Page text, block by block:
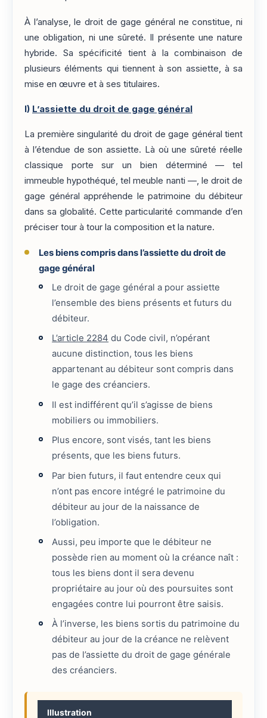
À l’analyse, le droit de gage général ne constitue, ni
une obligation, ni une sûreté. Il présente une nature
hybride. Sa spécificité tient à la combinaison de
plusieurs éléments qui tiennent à son assiette, à sa
mise en œuvre et à ses titulaires.
I) L’assiette du droit de gage général
La première singularité du droit de gage général tient
à l’étendue de son assiette. Là où une sûreté réelle
classique porte sur un bien déterminé — tel
immeuble hypothéqué, tel meuble nanti —, le droit de
gage général appréhende le patrimoine du débiteur
dans sa globalité. Cette particularité commande d’en
préciser tour à tour la composition et la nature.
Les biens compris dans l’assiette du droit de
gage général
Le droit de gage général a pour assiette
l’ensemble des biens présents et futurs du
débiteur.
L’article 2284 du Code civil, n’opérant
aucune distinction, tous les biens
appartenant au débiteur sont compris dans
le gage des créanciers.
Il est indifférent qu’il s’agisse de biens
mobiliers ou immobiliers.
Plus encore, sont visés, tant les biens
présents, que les biens futurs.
Par bien futurs, il faut entendre ceux qui
n’ont pas encore intégré le patrimoine du
débiteur au jour de la naissance de
l’obligation.
Aussi, peu importe que le débiteur ne
possède rien au moment où la créance naît :
tous les biens dont il sera devenu
propriétaire au jour où des poursuites sont
engagées contre lui pourront être saisis.
À l’inverse, les biens sortis du patrimoine du
débiteur au jour de la créance ne relèvent
pas de l’assiette du droit de gage générale
des créanciers.
Illustration